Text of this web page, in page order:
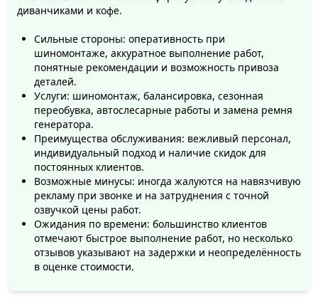
сделать покупку, значительно сложнее. В период
стоять. В интернет магазинах нет очередей и к
нам не надо ездить, вместо этого мы к Вам
привезём ваши колёса.
Мы делаем ставку на высокий уровень
обслуживания. В данное время в сегменте
автомобильных шин недостаточное количество
специалистов. Шины продают люди, которые
ничего не знают о них. При попытке получить
консультацию на базаре и во многих магазинах,
клиент часто получал невразумительный ответ
или, в лучшем случае, ему наваливали массу
лапши на уши. Мы решительно хотим исправить
эту ситуацию, поэтому ежедневно
совершенствуем свои знания в шинной
промышленности.
диванчиками и кофе.
Сильные стороны: оперативность при
шиномонтаже, аккуратное выполнение работ,
понятные рекомендации и возможность привоза
деталей.
Услуги: шиномонтаж, балансировка, сезонная
переобувка, автослесарные работы и замена ремня
генератора.
Преимущества обслуживания: вежливый персонал,
индивидуальный подход и наличие скидок для
постоянных клиентов.
Возможные минусы: иногда жалуются на навязчивую
рекламу при звонке и на затруднения с точной
озвучкой цены работ.
Ожидания по времени: большинство клиентов
отмечают быстрое выполнение работ, но несколько
отзывов указывают на задержки и неопределённость
в оценке стоимости.